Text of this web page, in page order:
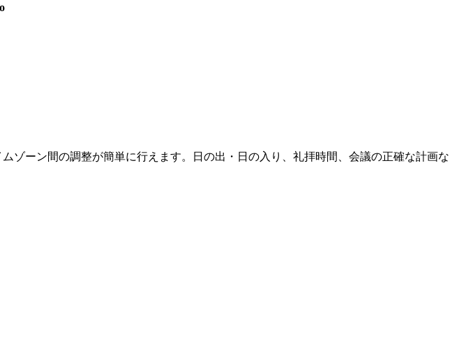
ゾーン間の調整が簡単に行えます。日の出・日の入り、礼拝時間、会議の正確な計画な